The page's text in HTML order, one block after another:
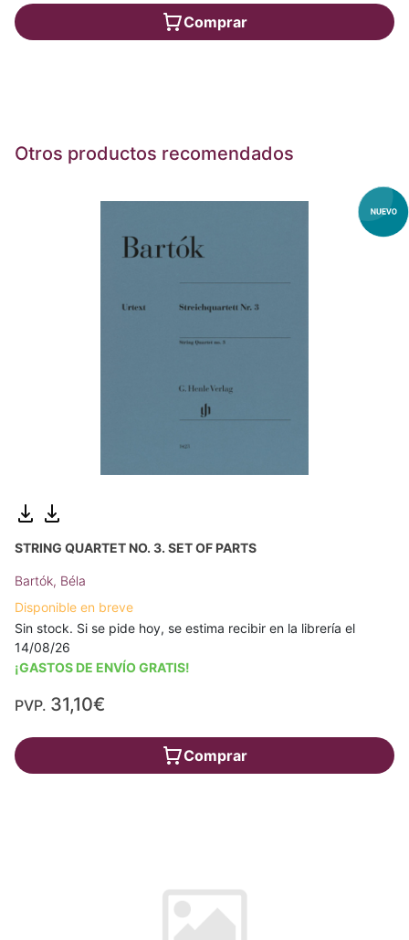
Comprar
Otros productos recomendados
STRING QUARTET NO. 3. SET OF PARTS
Bartók, Béla
Disponible en breve
Sin stock. Si se pide hoy, se estima recibir en la librería el
14/08/26
¡GASTOS DE ENVÍO GRATIS!
PVP. 31,10€
Comprar